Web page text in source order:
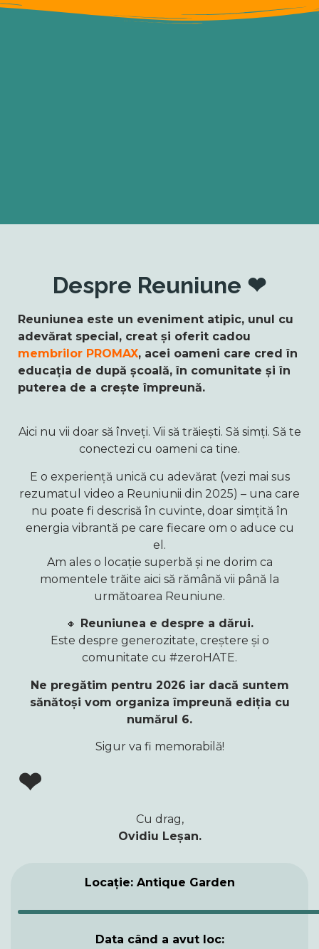
Despre Reuniune ❤
Reuniunea este un eveniment atipic, unul cu
adevărat special, creat și oferit cadou
membrilor PROMAX, acei oameni care cred în
educația de după școală, în comunitate și în
puterea de a crește împreună.
Aici nu vii doar să înveți. Vii să trăiești. Să simți. Să te
conectezi cu oameni ca tine.
E o experiență unică cu adevărat (vezi mai sus
rezumatul video a Reuniunii din 2025) – una care
nu poate fi descrisă în cuvinte, doar simțită în
energia vibrantă pe care fiecare om o aduce cu
el.
Am ales o locație superbă și ne dorim ca
momentele trăite aici să rămână vii până la
următoarea Reuniune.
🔸
Reuniunea e despre a dărui.
Este despre generozitate, creștere și o
comunitate cu #zeroHATE.
Ne pregătim pentru 2026 iar dacă suntem
sănătoși vom organiza împreună ediția cu
numărul 6.
Sigur va fi memorabilă!
❤
Cu drag,
Ovidiu Leșan.
Locație: Antique Garden
Data când a avut loc: